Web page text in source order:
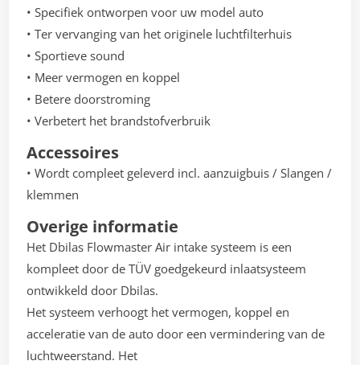
• Specifiek ontworpen voor uw model auto
• Ter vervanging van het originele luchtfilterhuis
• Sportieve sound
• Meer vermogen en koppel
• Betere doorstroming
• Verbetert het brandstofverbruik
Accessoires
• Wordt compleet geleverd incl. aanzuigbuis / Slangen /
klemmen
Overige informatie
Het Dbilas Flowmaster Air intake systeem is een
kompleet door de TÜV goedgekeurd inlaatsysteem
ontwikkeld door Dbilas.
Het systeem verhoogt het vermogen, koppel en
acceleratie van de auto door een vermindering van de
luchtweerstand. Het